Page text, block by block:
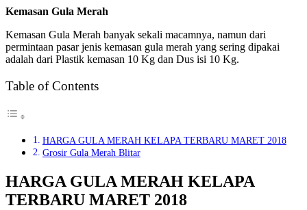
Kemasan Gula Merah
Kemasan Gula Merah banyak sekali macamnya, namun dari
permintaan pasar jenis kemasan gula merah yang sering dipakai
adalah dari Plastik kemasan 10 Kg dan Dus isi 10 Kg.
Table of Contents
HARGA GULA MERAH KELAPA TERBARU MARET 2018
Grosir Gula Merah Blitar
HARGA GULA MERAH KELAPA
TERBARU MARET 2018